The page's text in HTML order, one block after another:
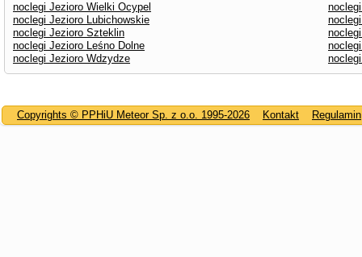
noclegi Jezioro Wielki Ocypel
noclegi Jezioro Lubichowskie
noclegi Jezioro Szteklin
noclegi Jezioro Leśno Dolne
noclegi Jezioro Wdzydze
Copyrights © PPHiU Meteor Sp. z o.o. 1995-2026 Kontakt Regulamin